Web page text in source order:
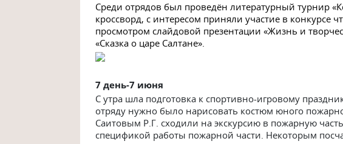
Среди отрядов был проведён литературный турнир
кроссворд, с интересом приняли участие в конкурсе
просмотром слайдовой презентации «Жизнь и
«Сказка о царе Салтане».
7 день-7 июня
С утра шла подготовка к спортивно-игровому
отряду нужно было нарисовать костюм юного
Саитовым Р.Г. сходили на экскурсию в пожарную
спецификой работы пожарной части. Некоторым